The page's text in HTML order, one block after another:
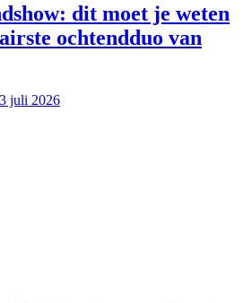
dit moet je weten
ochtendduo van
juli 2026